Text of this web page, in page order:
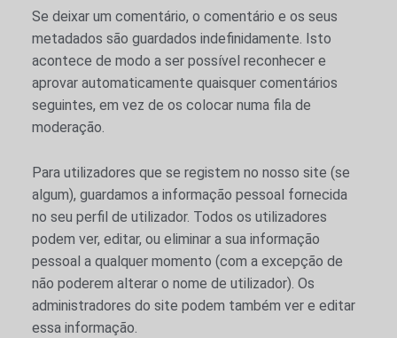
Se deixar um comentário, o comentário e os seus
metadados são guardados indefinidamente. Isto
acontece de modo a ser possível reconhecer e
aprovar automaticamente quaisquer comentários
seguintes, em vez de os colocar numa fila de
moderação.
Para utilizadores que se registem no nosso site (se
algum), guardamos a informação pessoal fornecida
no seu perfil de utilizador. Todos os utilizadores
podem ver, editar, ou eliminar a sua informação
pessoal a qualquer momento (com a excepção de
não poderem alterar o nome de utilizador). Os
administradores do site podem também ver e editar
essa informação.